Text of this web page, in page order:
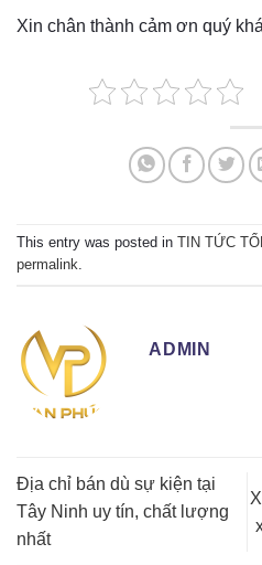
Xin chân thành cảm ơn quý
This entry was posted in TIN TỨC
permalink.
ADMIN
Địa chỉ bán dù sự kiện tại
Tây Ninh uy tín, chất lượng
nhất